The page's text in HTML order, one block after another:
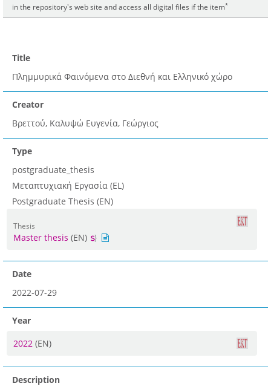
in the repository's web site and access all digital files if the item*
Title
Πλημμυρικά Φαινόμενα στο Διεθνή και Ελληνικό χώρο
Creator
Βρεττού, Καλυψώ Ευγενία, Γεώργιος
Type
postgraduate_thesis
Μεταπτυχιακή Εργασία (EL)
Postgraduate Thesis (EN)
Thesis
Master thesis (EN)
Date
2022-07-29
Year
2022 (EN)
Description